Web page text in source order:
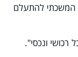
המשכתי להתעלם
רכושי ונכסי".